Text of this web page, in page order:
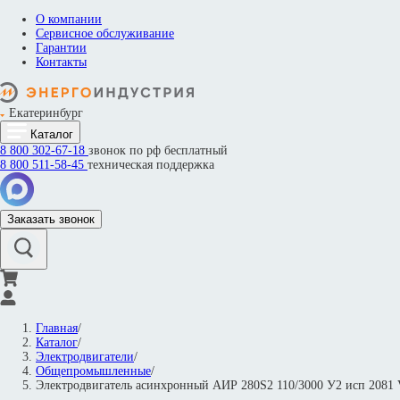
О компании
Сервисное обслуживание
Гарантии
Контакты
Екатеринбург
Каталог
8 800 302-67-18 звонок по рф бесплатный
8 800 511-58-45 техническая поддержка
Заказать звонок
Главная/
Каталог/
Электродвигатели/
Общепромышленные/
Электродвигатель асинхронный АИР 280S2 110/3000 У2 исп 2081